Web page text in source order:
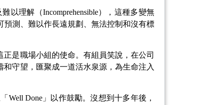
以理解（Incomprehensible），這種多變無
測、難以作長遠規劃、無法控制和沒有標
是職場小組的使命。有組員笑說，在公司
守望，匯聚成一道活水泉源，為生命注入
Done」以作鼓勵。沒想到十多年後，